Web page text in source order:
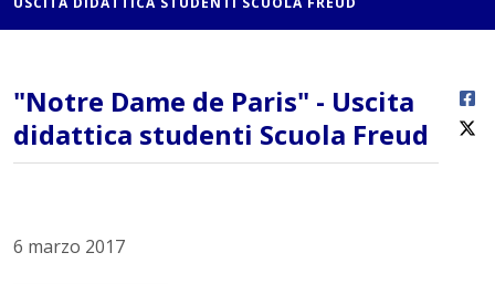
"Notre Dame de Paris" - Uscita
didattica studenti Scuola Freud
6 marzo 2017